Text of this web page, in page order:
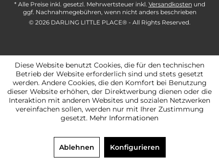
* Alle Preise inkl. gesetzl. Mehrwertsteuer inkl. Versandkosten und
ggf. Nachnahmegebühren, wenn nicht anders beschrieben
© 2026 DARLING LITTLE PLACE®️ - All Rights Reserved.
Diese Website benutzt Cookies, die für den technischen
Betrieb der Website erforderlich sind und stets gesetzt
werden. Andere Cookies, die den Komfort bei Benutzung
dieser Website erhöhen, der Direktwerbung dienen oder die
Interaktion mit anderen Websites und sozialen Netzwerken
vereinfachen sollen, werden nur mit Ihrer Zustimmung
gesetzt. Mehr Informationen
Ablehnen Konfigurieren